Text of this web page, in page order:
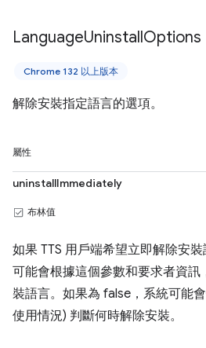
LanguageUninstallOptions
Chrome 132 以上版本
解除安裝指定語言的選項。
屬性
uninstallImmediately
布林值
如果 TTS 用戶端希望立即解除安
可能會根據這個參數和要求者資
裝語言。如果為 false，系統可能
使用情況) 判斷何時解除安裝。